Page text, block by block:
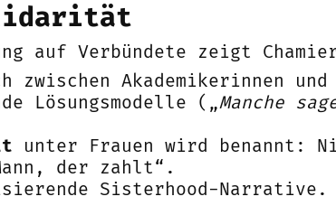
auf Verbündete zeigt
Akademikerinnen
Lösungsmodelle („Manche
unter Frauen wird benannt:
der zahlt“.
Sisterhood-Narrative.